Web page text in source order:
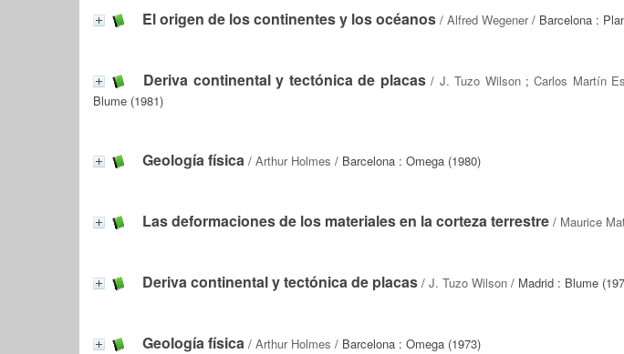
El origen de los continentes y los océanos / Alfred Wegener/ Barcelona :
Deriva continental y tectónica de placas/ J. Tuzo Wilson;Carlos Martín
Blume (1981)
Geología física / Arthur Holmes / Barcelona : Omega (1980)
Las deformaciones de los materiales en la corteza terrestre / Maurice
Deriva continental y tectónica de placas / J. Tuzo Wilson / Madrid : Blume
Geología física / Arthur Holmes / Barcelona : Omega (1973)